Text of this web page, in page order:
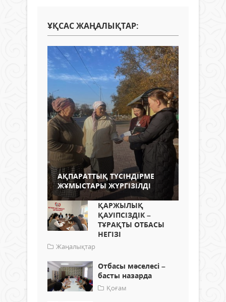
ҰҚСАС ЖАҢАЛЫҚТАР:
АҚПАРАТТЫҚ ТҮСІНДІРМЕ
ЖҰМЫСТАРЫ ЖҮРГІЗІЛДІ
ҚАРЖЫЛЫҚ
ҚАУІПСІЗДІК –
ТҰРАҚТЫ ОТБАСЫ
НЕГІЗІ
Жаңалықтар
Отбасы мәселесі –
басты назарда
Қоғам